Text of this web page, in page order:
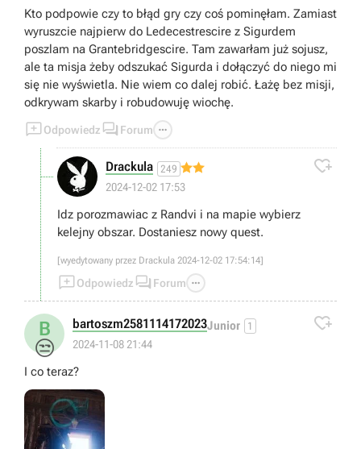
Kto podpowie czy to błąd gry czy coś pominęłam. Zamiast
wyruszcie najpierw do Ledecestrescire z Sigurdem
poszlam na Grantebridgescire. Tam zawarłam już sojusz,
ale ta misja żeby odszukać Sigurda i dołączyć do niego mi
się nie wyświetla. Nie wiem co dalej robić. Łażę bez misji,
odkrywam skarby i robudowuję wiochę.
Odpowiedz  Forum 
Drackula 249
2024-12-02 17:53

Idz porozmawiac z Randvi i na mapie wybierz
kelejny obszar. Dostaniesz nowy quest.
[wyedytowany przez Drackula 2024-12-02 17:54:14]
Odpowiedz  Forum 
B
😒
bartoszm2581114172023Junior 1
2024-11-08 21:44

I co teraz?